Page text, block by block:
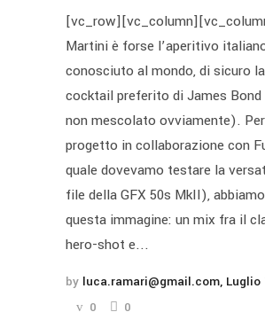
Martini è forse l’aperitivo
conosciuto al mondo, di sicuro
cocktail preferito di James
non mescolato ovviamente).
progetto in collaborazione con
quale dovevamo testare la
file della GFX 50s MkII),
questa immagine: un mix fra il
hero-shot e...
by luca.ramari@gmail.com Luglio
0
0